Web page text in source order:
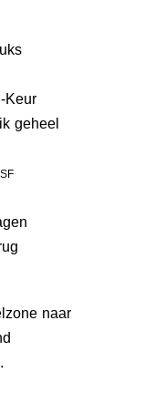
Keur
geheel
naar